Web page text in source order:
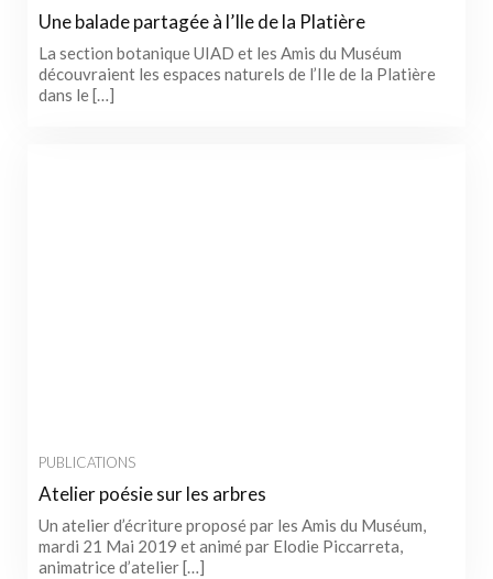
Une balade partagée à l’Ile de la Platière
La section botanique UIAD et les Amis du Muséum
découvraient les espaces naturels de l’Ile de la Platière
dans le […]
PUBLICATIONS
Atelier poésie sur les arbres
Un atelier d’écriture proposé par les Amis du Muséum,
mardi 21 Mai 2019 et animé par Elodie Piccarreta,
animatrice d’atelier […]